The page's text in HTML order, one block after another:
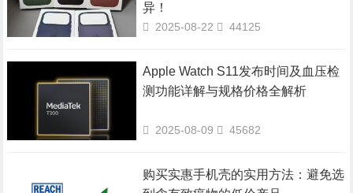
异！
2025-08-22 44125
Apple Watch S11发布时间及血压检
测功能详解与规格价格全解析
2025-08-09 45682
购买实惠手机壳的实用方法：避免选